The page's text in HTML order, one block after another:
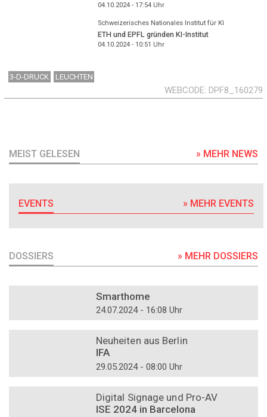
04.10.2024 - 17:54Uhr
Schweizerisches Nationales Institut für KI
ETH und EPFL gründen KI-Institut
04.10.2024 - 10:51 Uhr
3-D-DRUCK LEUCHTEN
WEBCODE DPF8_160279
MEIST GELESEN » MEHR NEWS
EVENTS » MEHR EVENTS
DOSSIERS » MEHR DOSSIERS
Smarthome
24.07.2024 - 16:08 Uhr
Neuheiten aus Berlin
IFA
29.05.2024 - 08:00 Uhr
Digital Signage und Pro-AV
ISE 2024 in Barcelona